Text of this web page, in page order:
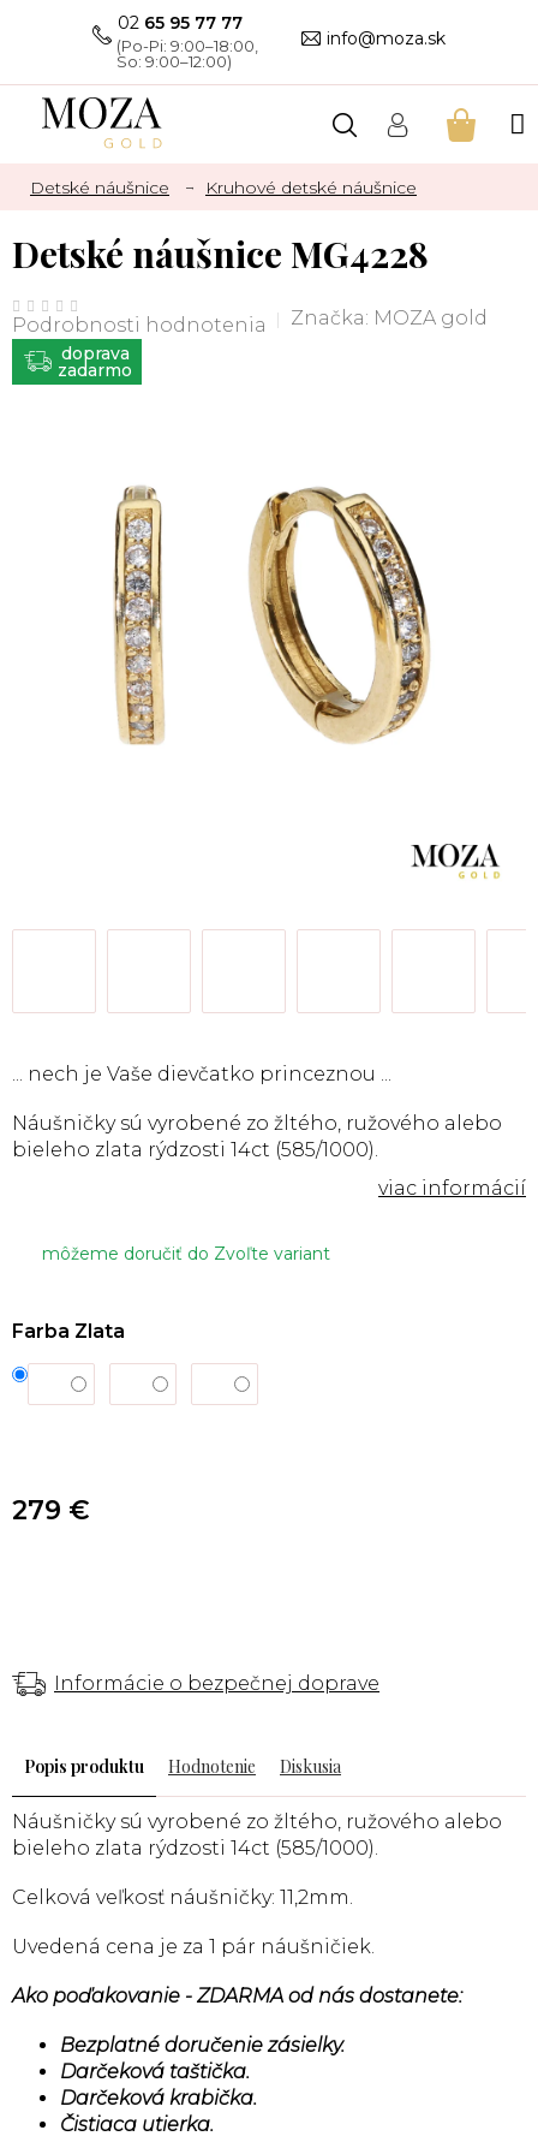
02 65 95 77 77
info@moza.sk
Detské náušnice Kruhové detské náušnice
Detské náušnice MG4228
Priemerné
hodnotenie
produktu
je
0,0
5
Podrobnosti hodnotenia Značka: MOZA gold
ZADARMO
môžeme doručiť do Zvoľte variant
Farba Zlata
... nech je Vaše dievčatko princeznou ...
Náušničky sú vyrobené zo žltého, ružového alebo
bieleho zlata rýdzosti 14ct (585/1000).
Informácie o bezpečnej doprave
279 €
Popis Hodnotenie Diskusia
Náušničky sú vyrobené zo žltého, ružového alebo
bieleho zlata rýdzosti 14ct (585/1000).
Celková veľkosť náušničky: 11,2mm.
Uvedená cena je za 1 pár náušničiek.
Ako poďakovanie - ZDARMA od nás dostanete:
Bezplatné doručenie zásielky.
Darčeková taštička.
Darčeková krabička.
Čistiaca utierka.